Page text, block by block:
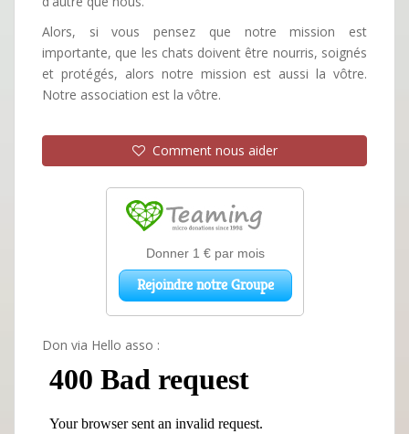
Alors, si vous pensez que notre mission est
importante, que les chats doivent être nourris, soignés
et protégés, alors notre mission est aussi la vôtre.
Notre association est la vôtre.
Comment nous aider
Don via Hello asso :